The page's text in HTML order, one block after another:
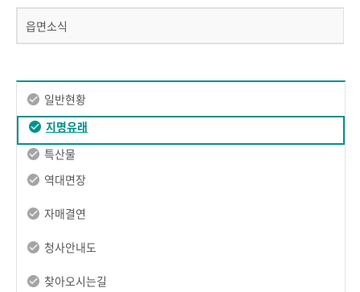
읍면소식
일반현황
지명유래
특산물
역대면장
자매결연
청사안내도
찾아오시는길